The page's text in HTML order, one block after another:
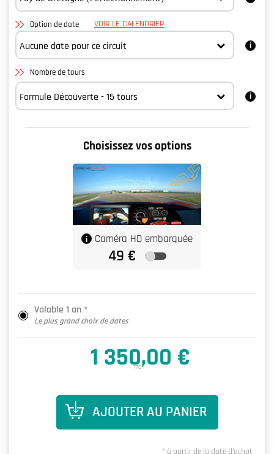
Option de date VOIR LE CALENDRIER
Nombre de tours
Choisissez vos options
Valable 1 an *
Le plus grand choix de dates
1 350,00 €
TTC
AJOUTER AU PANIER
* à partir de la date d'achat